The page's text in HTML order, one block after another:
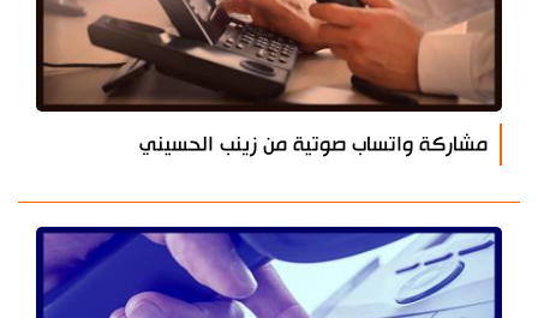
مشاركة واتساب صوتية من زينب الحسيني